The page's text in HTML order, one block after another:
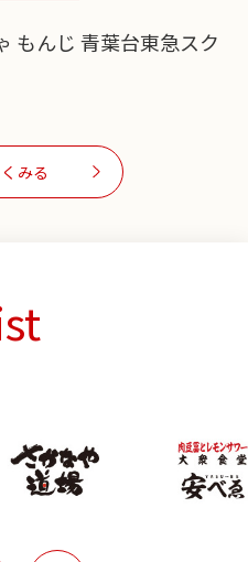
もんじ 青葉台東急スク
みる